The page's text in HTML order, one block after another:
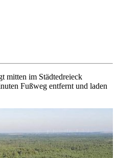
mitten im Städtedreieck
Fußweg entfernt und laden